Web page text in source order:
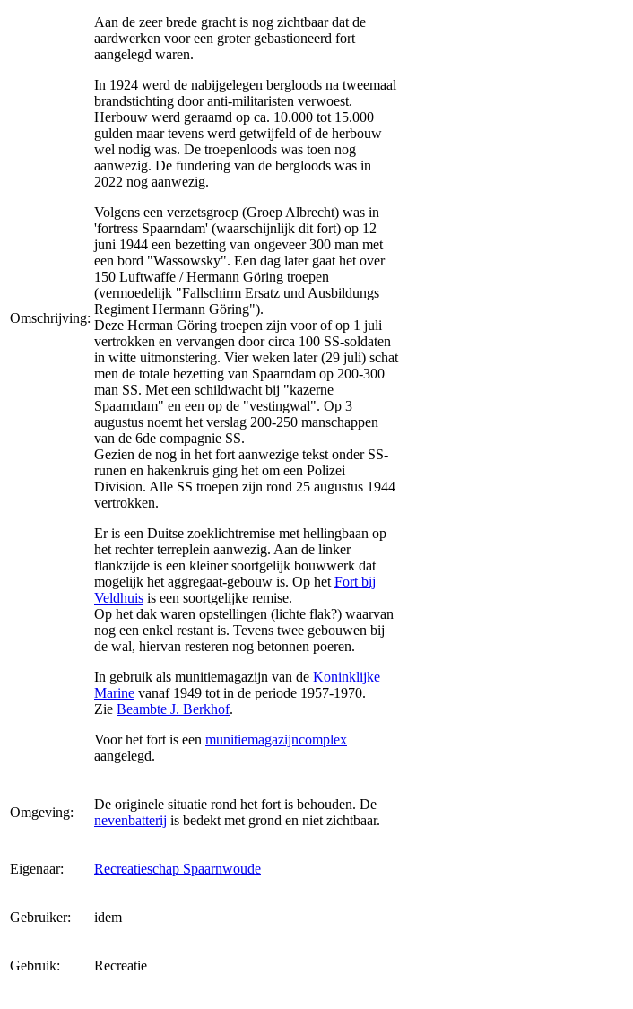
Omschrijving:
Aan de zeer brede gracht is nog zichtbaar dat de
aardwerken voor een groter gebastioneerd fort
aangelegd waren.
In 1924 werd de nabijgelegen bergloods na tweemaal
brandstichting door anti-militaristen verwoest.
Herbouw werd geraamd op ca. 10.000 tot 15.000
gulden maar tevens werd getwijfeld of de herbouw
wel nodig was. De troepenloods was toen nog
aanwezig. De fundering van de bergloods was in
2022 nog aanwezig.
Volgens een verzetsgroep (Groep Albrecht) was in
'fortress Spaarndam' (waarschijnlijk dit fort) op 12
juni 1944 een bezetting van ongeveer 300 man met
een bord "Wassowsky". Een dag later gaat het over
150 Luftwaffe / Hermann Göring troepen
(vermoedelijk "Fallschirm Ersatz und Ausbildungs
Regiment Hermann Göring").
Deze Herman Göring troepen zijn voor of op 1 juli
vertrokken en vervangen door circa 100 SS-soldaten
in witte uitmonstering. Vier weken later (29 juli) schat
men de totale bezetting van Spaarndam op 200-300
man SS. Met een schildwacht bij "kazerne
Spaarndam" en een op de "vestingwal". Op 3
augustus noemt het verslag 200-250 manschappen
van de 6de compagnie SS.
Gezien de nog in het fort aanwezige tekst onder SS-
runen en hakenkruis ging het om een Polizei
Division. Alle SS troepen zijn rond 25 augustus 1944
vertrokken.
Er is een Duitse zoeklichtremise met hellingbaan op
het rechter terreplein aanwezig. Aan de linker
flankzijde is een kleiner soortgelijk bouwwerk dat
mogelijk het aggregaat-gebouw is. Op het Fort bij
Veldhuis is een soortgelijke remise.
Op het dak waren opstellingen (lichte flak?) waarvan
nog een enkel restant is. Tevens twee gebouwen bij
de wal, hiervan resteren nog betonnen poeren.
In gebruik als munitiemagazijn van de Koninklijke
Marine vanaf 1949 tot in de periode 1957-1970.
Zie Beambte J. Berkhof.
Voor het fort is een munitiemagazijncomplex
aangelegd.
Omgeving:
De originele situatie rond het fort is behouden. De
nevenbatterij is bedekt met grond en niet zichtbaar.
Eigenaar: Recreatieschap Spaarnwoude
Gebruiker: idem
Gebruik: Recreatie